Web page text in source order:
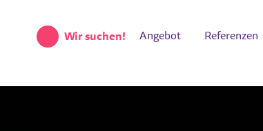
Wir suchen! Angebot Referenzen